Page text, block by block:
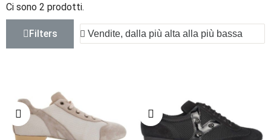
Ci sono 2 prodotti.
Filters